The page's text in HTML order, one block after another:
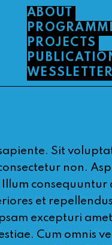
ABOUT
PROJECTS
WESSLETTER
Sit
non.
consequuntur
et
excepturi
Cum omnis